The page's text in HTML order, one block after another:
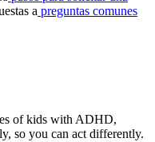
a preguntas comunes
of kids with ADHD,
so you can act differently.